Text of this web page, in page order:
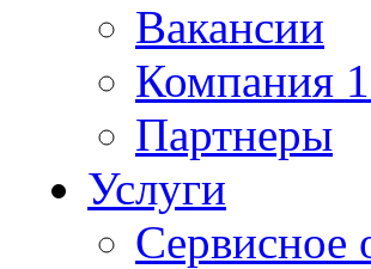
Вакансии
Компания
Партнеры
Услуги
Сервисное